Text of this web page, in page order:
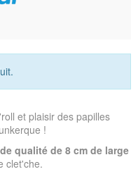
et plaisir des papilles
!
qualité de 8 cm de large
clet'che.